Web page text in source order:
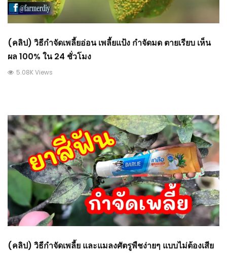
(คลิป) วิธีกำจัดเพลี้ยอ่อน​ เพลี้ยแป้ง กำจัดมด ตายเรียบ​ เห็น
ผล 100​% ใน 24 ชั่วโมง
5.08K Views
(คลิป) วิธีกำจัดเพลี้ย และแมลงศัตรูพืชง่ายๆ แบบไม่ต้องเสีย